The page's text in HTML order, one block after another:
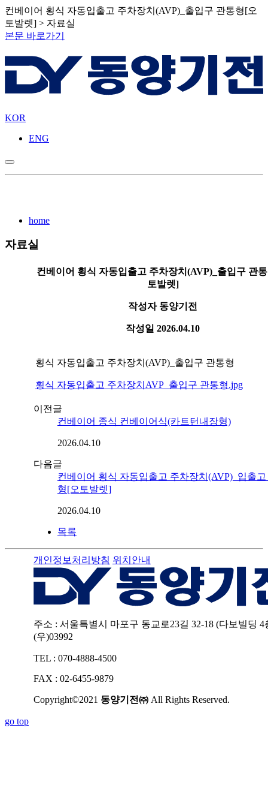
컨베이어 횡식 자동입출고 주차장치(AVP)_출입구 관통형[오
토발렛] > 자료실
본문 바로가기
KOR
ENG
home
자료실
컨베이어 횡식 자동입출고 주차장치(AVP)_출입구 관
토발렛]
작성자동양기전
작성일 2026.04.10
횡식 자동입출고 주차장치(AVP)_출입구 관통형
횡식 자동입출고 주차장치AVP_출입구 관통형.jpg
이전글
컨베이어 종식 컨베이어식(카트턴내장형)
2026.04.10
다음글
컨베이어 횡식 자동입출고 주차장치(AVP)_입출
형[오토발렛]
2026.04.10
목록
개인정보처리방침 위치안내
주소 : 서울특별시 마포구 동교로23길 32-18 (다보빌딩 4
(우)03992
TEL : 070-4888-4500
FAX : 02-6455-9879
Copyright©2021 동양기전㈜ All Rights Reserved.
go top